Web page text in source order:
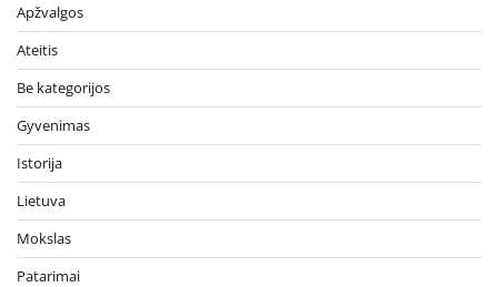
Apžvalgos
Ateitis
Be kategorijos
Gyvenimas
Istorija
Lietuva
Mokslas
Patarimai